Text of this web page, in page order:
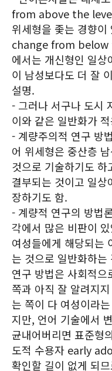
from above the
위세형을 좇는 경향
change from below
에서는 개신형인 일
이 남성보다도 더 잘
설명.
- 그러나 서구나 도시
이와 같은 일반화가
- 계량주의적 연구 방
어 위세형은 중산층
것으로 기술하기도
결부되는 것이고 일
장하기도 함.
- 계량적 연구의 방법
각에서 많은 비판이
여성들에게 해당되는
는 것으로 일반화하는
연구 방법은 사회적
쪽과 아직 잘 알려지
는 쪽이 다 여성이라
지만, 언어 기술에서
균내어버리면 표준형
도적 수용자 early
확인할 길이 없게 되